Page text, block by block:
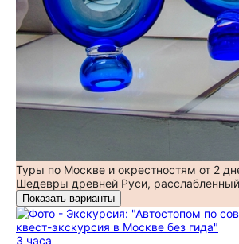
Туры по Москве и окрестностям от 2
Шедевры древней Руси,
Показать варианты
3 часа